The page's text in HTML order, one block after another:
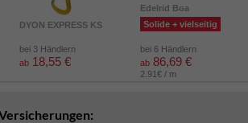
DYON EXPRESS KS
bei 3 Händlern
ab 18,55 €
Edelrid Boa
Solide + vielseitig
bei 6 Händlern
ab 86,69 €
2.91€ / m